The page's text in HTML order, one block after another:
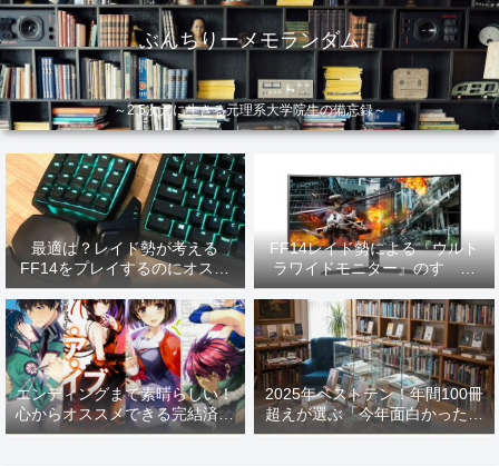
ぶんちりーメモランダム
～2.5次元に生きる元理系大学院生の備忘録～
最適は？レイド勢が考える
FF14をプレイするのにオスス
メなデバイス【2026年更新】
FF14レイド勢による『ウルト
ラワイドモニター』のすゝめ
【2026年更新】
エンディングまで素晴らしい！
心からオススメできる完結済み
ラノベ
2025年ベストテン！年間100冊
超えが選ぶ「今年面白かった本
10選」！